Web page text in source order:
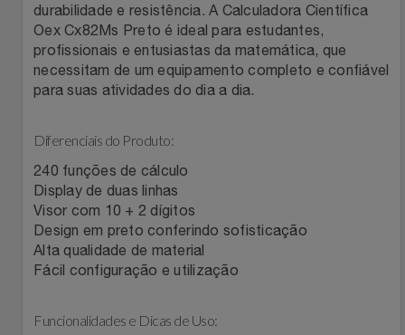
Móveis
Óculos
Papelaria
Páscoa
Perfumaria
Multi
Natura
Netshoes
Oster
Perfumes & Cosméticos
Ponto Frio
Portal Das Malas
Topstore
durabilidade e resistência. A Calculadora Científica
Oex Cx82Ms Preto é ideal para estudantes,
profissionais e entusiastas da matemática, que
necessitam de um equipamento completo e confiável
para suas atividades do dia a dia.
Diferenciais do Produto:
240 funções de cálculo
Display de duas linhas
Visor com 10 + 2 dígitos
Design em preto conferindo sofisticação
Alta qualidade de material
Fácil configuração e utilização
Funcionalidades e Dicas de Uso: